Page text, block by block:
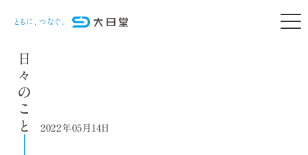
日々のこと 2022年05月14日